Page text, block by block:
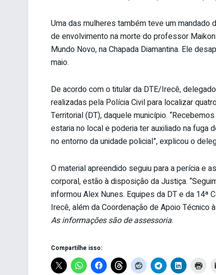
Uma das mulheres também teve um mandado
de envolvimento na morte do professor
Mundo Novo, na Chapada Diamantina. Ele
maio.
De acordo com o titular da DTE/Irecê,
realizadas pela Polícia Civil para localizar
Territorial (DT), daquele município.
estaria no local e poderia ter auxiliado na
no entorno da unidade policial”, explicou o
O material apreendido seguiu para a perícia e
corporal, estão à disposição da Justiça.
informou Alex Nunes. Equipes da DT e da 14ª
Irecê, além da Coordenação de Apoio Técnico
As informações são de assessoria.
Compartilhe isso: